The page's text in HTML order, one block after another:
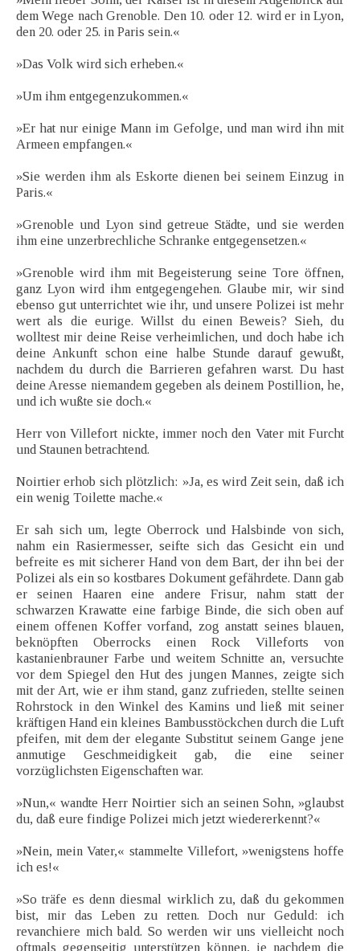
dem Wege nach Grenoble. Den 10. oder 12. wird er in Lyon,
den 20. oder 25. in Paris sein.«
»Das Volk wird sich erheben.«
»Um ihm entgegenzukommen.«
»Er hat nur einige Mann im Gefolge, und man wird ihn mit
Armeen empfangen.«
»Sie werden ihm als Eskorte dienen bei seinem Einzug in
Paris.«
»Grenoble und Lyon sind getreue Städte, und sie werden
ihm eine unzerbrechliche Schranke entgegensetzen.«
»Grenoble wird ihm mit Begeisterung seine Tore öffnen,
ganz Lyon wird ihm entgegengehen. Glaube mir, wir sind
ebenso gut unterrichtet wie ihr, und unsere Polizei ist mehr
wert als die eurige. Willst du einen Beweis? Sieh, du
wolltest mir deine Reise verheimlichen, und doch habe ich
deine Ankunft schon eine halbe Stunde darauf gewußt,
nachdem du durch die Barrieren gefahren warst. Du hast
deine Aresse niemandem gegeben als deinem Postillion, he,
und ich wußte sie doch.«
Herr von Villefort nickte, immer noch den Vater mit Furcht
und Staunen betrachtend.
Noirtier erhob sich plötzlich: »Ja, es wird Zeit sein, daß ich
ein wenig Toilette mache.«
Er sah sich um, legte Oberrock und Halsbinde von sich,
nahm ein Rasiermesser, seifte sich das Gesicht ein und
befreite es mit sicherer Hand von dem Bart, der ihn bei der
Polizei als ein so kostbares Dokument gefährdete. Dann gab
er seinen Haaren eine andere Frisur, nahm statt der
schwarzen Krawatte eine farbige Binde, die sich oben auf
einem offenen Koffer vorfand, zog anstatt seines blauen,
beknöpften Oberrocks einen Rock Villeforts von
kastanienbrauner Farbe und weitem Schnitte an, versuchte
vor dem Spiegel den Hut des jungen Mannes, zeigte sich
mit der Art, wie er ihm stand, ganz zufrieden, stellte seinen
Rohrstock in den Winkel des Kamins und ließ mit seiner
kräftigen Hand ein kleines Bambusstöckchen durch die Luft
pfeifen, mit dem der elegante Substitut seinem Gange jene
anmutige Geschmeidigkeit gab, die eine seiner
vorzüglichsten Eigenschaften war.
»Nun,« wandte Herr Noirtier sich an seinen Sohn, »glaubst
du, daß eure findige Polizei mich jetzt wiedererkennt?«
»Nein, mein Vater,« stammelte Villefort, »wenigstens hoffe
ich es!«
»So träfe es denn diesmal wirklich zu, daß du gekommen
bist, mir das Leben zu retten. Doch nur Geduld: ich
revanchiere mich bald. So werden wir uns vielleicht noch
oftmals gegenseitig unterstützen können, je nachdem die